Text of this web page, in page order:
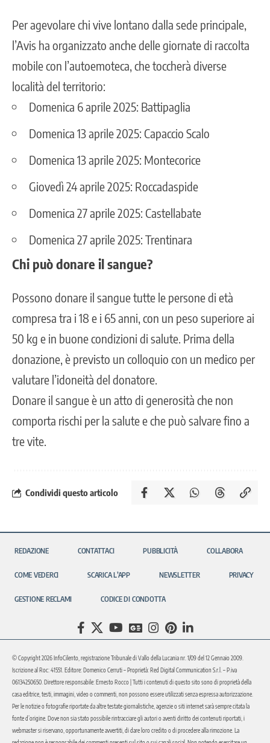
Per agevolare chi vive lontano dalla sede principale,
l’Avis ha organizzato anche delle giornate di raccolta
mobile con l’autoemoteca, che toccherà diverse
località del territorio:
Domenica 6 aprile 2025: Battipaglia
Domenica 13 aprile 2025: Capaccio Scalo
Domenica 13 aprile 2025: Montecorice
Giovedì 24 aprile 2025: Roccadaspide
Domenica 27 aprile 2025: Castellabate
Domenica 27 aprile 2025: Trentinara
Chi può donare il sangue?
Possono donare il sangue tutte le persone di età
compresa tra i 18 e i 65 anni, con un peso superiore ai
50 kg e in buone condizioni di salute. Prima della
donazione, è previsto un colloquio con un medico per
valutare l’idoneità del donatore.
Donare il sangue è un atto di generosità che non
comporta rischi per la salute e che può salvare fino a
tre vite.
Condividi questo articolo
REDAZIONE CONTATTACI PUBBLICITÀ COLLABORA
COME VEDERCI SCARICA L’APP NEWSLETTER PRIVACY
GESTIONE RECLAMI CODICE DI CONDOTTA
© Copyright 2026 InfoCilento, registrazione Tribunale di Vallo della Lucania nr. 1/09 del 12 Gennaio 2009.
Iscrizione al Roc: 41551. Editore: Domenico Cerruti – Proprietà: Red Digital Communication S.r.l. – P.iva
06134250650. Direttore responsabile: Ernesto Rocco | Tutti i contenuti di questo sito sono di proprietà della
casa editrice, testi, immagini, video o commenti, non possono essere utilizzati senza espressa autorizzazione.
Per le notizie o fotografie riportate da altre testate giornalistiche, agenzie o siti internet sarà sempre citata la
fonte d’origine. Dove non sia stato possibile rintracciare gli autori o aventi diritto dei contenuti riportati, i
webmaster si riservano, opportunamente avvertiti, di dare loro credito o di procedere alla rimozione. La